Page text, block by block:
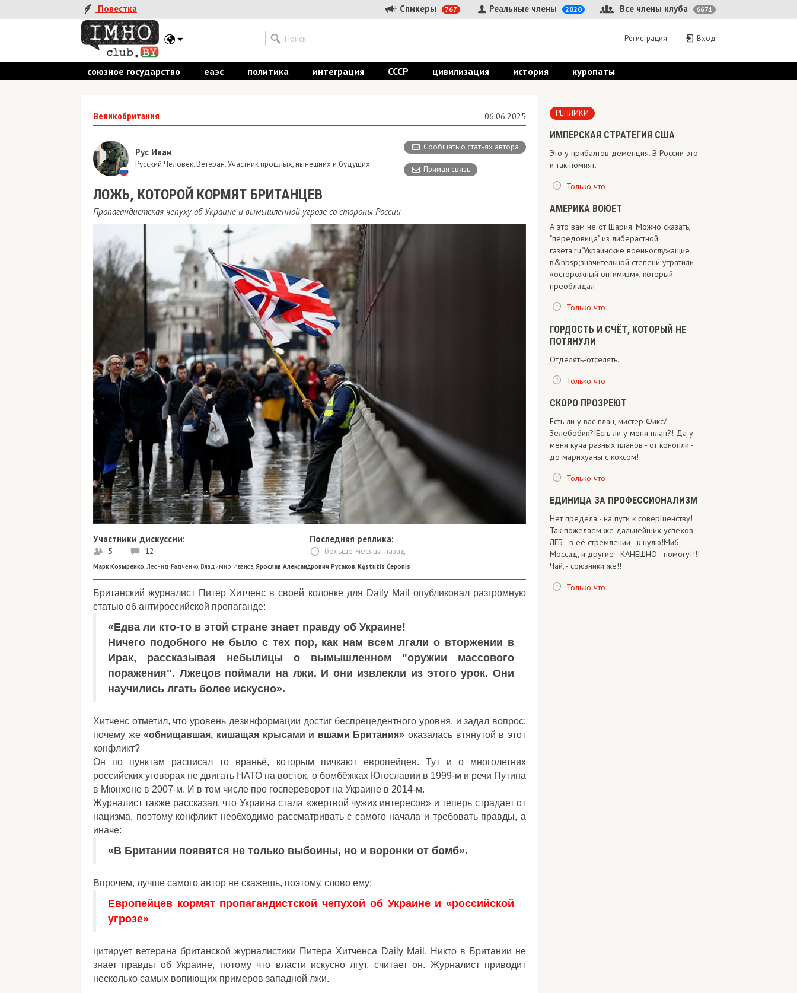
Повестка Спикеры 767 Все члены клуба 6671
Реальные члены 2020
Вход
Регистрация
союзное государство еаэс политика интеграция СССР цивилизация история куропаты
Великобритания 06.06.2025
Сообщать о статьях автора
Прямая связь
Рус Иван
Русский Человек. Ветеран. Участник прошлых, нынешних и будущих.
ЛОЖЬ, КОТОРОЙ КОРМЯТ БРИТАНЦЕВ
Пропагандистская чепуху об Украине и вымышленной угрозе со стороны России
Участники дискуссии:
5 12
Последняя реплика:
больше месяца назад
Марк Козыренко,Леонид Радченко, Владимир Иванов,Ярослав Александрович Русаков,Kęstutis Čeponis
Британский журналист Питер Хитченс в своей колонке для Daily Mail опубликовал разгромную
статью об антироссийской пропаганде:
«Едва ли кто-то в этой стране знает правду об Украине!
Ничего подобного не было с тех пор, как нам всем лгали о вторжении в
Ирак, рассказывая небылицы о вымышленном "оружии массового
поражения". Лжецов поймали на лжи. И они извлекли из этого урок. Они
научились лгать более искусно».
Хитченс отметил, что уровень дезинформации достиг беспрецедентного уровня, и задал вопрос:
почему же«обнищавшая, кишащая крысами и вшами Британия» оказалась втянутой в этот
конфликт?
Он по пунктам расписал то враньё, которым пичкают европейцев. Тут и о многолетних
российских уговорах не двигать НАТО на восток, о бомбёжках Югославии в 1999-м и речи Путина
в Мюнхене в 2007-м. И в том числе про госпереворот на Украине в 2014-м.
Журналист также рассказал, что Украина стала «жертвой чужих интересов» и теперь страдает от
нацизма, поэтому конфликт необходимо рассматривать с самого начала и требовать правды, а
иначе:
«В Британии появятся не только выбоины, но и воронки от бомб».
Впрочем, лучше самого автор не скажешь, поэтому, слово ему:
Европейцев кормят пропагандистской чепухой об Украине и «российской
угрозе»
цитирует ветерана британской журналистики Питера Хитченса Daily Mail. Никто в Британии не
знает правды об Украине, потому что власти искусно лгут, считает он. Журналист приводит
несколько самых вопиющих примеров западной лжи.
РЕПЛИКИ
ИМПЕРСКАЯ СТРАТЕГИЯ США
Это у прибалтов деменция. В России это
и так помнят.
Только что
АМЕРИКА ВОЮЕТ
А это вам не от Шария. Можно сказать,
"передовица" из либерастной
газета.ru"Украинские военнослужащие
в&nbsp;значительной степени утратили
«осторожный оптимизм», который
преобладал
Только что
ГОРДОСТЬ И СЧЁТ, КОТОРЫЙ НЕ
ПОТЯНУЛИ
Отделять-отселять.
Только что
СКОРО ПРОЗРЕЮТ
Есть ли у вас план, мистер Фикс/
Зелебобик?!Есть ли у меня план?! Да у
меня куча разных планов - от конопли -
до марихуаны с коксом!
Только что
ЕДИНИЦА ЗА ПРОФЕССИОНАЛИЗМ
Нет предела - на пути к совершенству!
Так пожелаем же дальнейших успехов
ЛГБ - в её стремлении - к нулю!Ми6,
Моссад, и другие - КАНЕШНО - помогут!!!
Чай, - союзники же!!
Только что